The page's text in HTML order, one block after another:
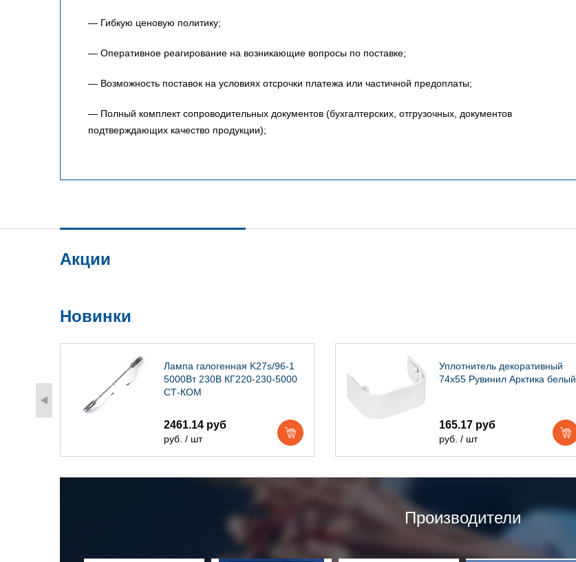
— Гибкую ценовую политику;
— Оперативное реагирование на возникающие вопросы по поставке;
— Возможность поставок на условиях отсрочки платежа или частичной предоплаты;
— Полный комплект сопроводительных документов (бухгалтерских, отгрузочных, документов
подтверждающих качество продукции);
Акции
Новинки
Лампа галогенная K27s/96-1
5000Вт 230В КГ220-230-5000
СТ-КОМ
2461.14 руб
руб. / шт
Уплотнитель декоративный
74х55 Рувинил Арктика белый
165.17 руб
руб. / шт
Производители